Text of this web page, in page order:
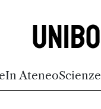
Unibo
In AteneoScienze